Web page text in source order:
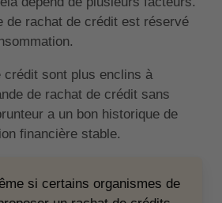
de rachat de crédit est réservé
crédit sont plus enclins à
de rachat de crédit sans
a un bon historique de
financière stable.
si certains organismes de